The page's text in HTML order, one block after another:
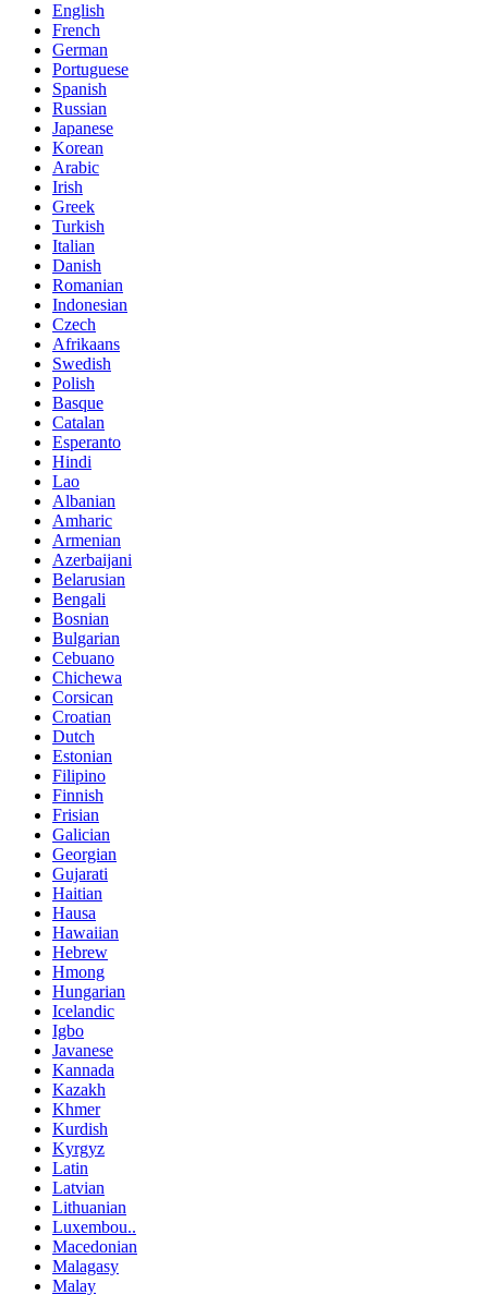
English
French
German
Portuguese
Spanish
Russian
Japanese
Korean
Arabic
Irish
Greek
Turkish
Italian
Danish
Romanian
Indonesian
Czech
Afrikaans
Swedish
Polish
Basque
Catalan
Esperanto
Hindi
Lao
Albanian
Amharic
Armenian
Azerbaijani
Belarusian
Bengali
Bosnian
Bulgarian
Cebuano
Chichewa
Corsican
Croatian
Dutch
Estonian
Filipino
Finnish
Frisian
Galician
Georgian
Gujarati
Haitian
Hausa
Hawaiian
Hebrew
Hmong
Hungarian
Icelandic
Igbo
Javanese
Kannada
Kazakh
Khmer
Kurdish
Kyrgyz
Latin
Latvian
Lithuanian
Luxembou..
Macedonian
Malagasy
Malay